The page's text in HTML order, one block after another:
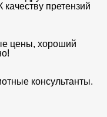
претензий
цены, хороший
консультанты.